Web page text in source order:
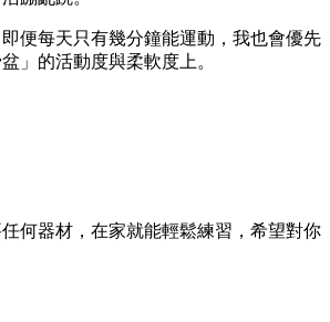
便每天只有幾分鐘能運動，我也會優先
」的活動度與柔軟度上。
何器材，在家就能輕鬆練習，希望對你